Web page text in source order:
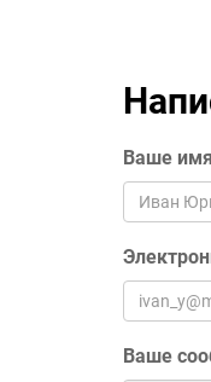
Ваше
Ваше